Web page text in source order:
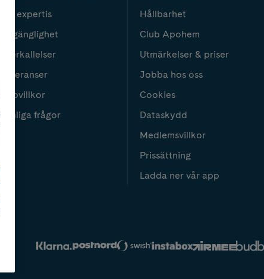
Vår expertis
Tillgänglighet
Återkallelser
Leveranser
Köpvillkor
Vanliga frågor
Hållbarhet
Club Apohem
Utmärkelser & priser
Jobba hos oss
Cookies
Dataskydd
Medlemsvillkor
Prissättning
Ladda ner vår app